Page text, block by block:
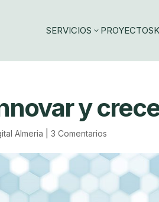
SERVICIOS 3 PROYECTOS
y
Almeria |3 Comentarios